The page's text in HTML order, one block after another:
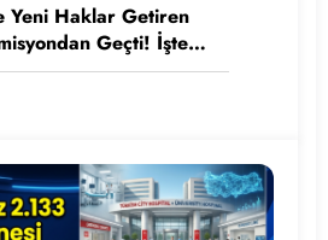
Yeni Haklar Getiren
Geçti! İşte